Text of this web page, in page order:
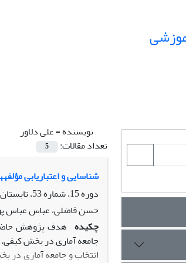
نویسنده =علی دلاور
تعداد مقالات:
5
شناسایی و اعتباریابی
دوره 15، شماره 53، تابستان 1400، صفحه
حسن فاضلی، عباس عباس
چکیده هدف پژوهش